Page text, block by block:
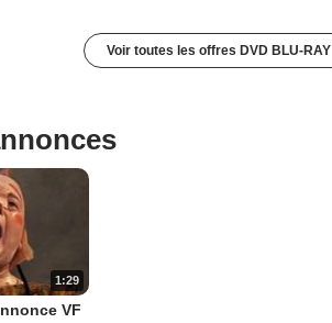
Voir toutes les offres DVD BLU-RAY
1:29
VF